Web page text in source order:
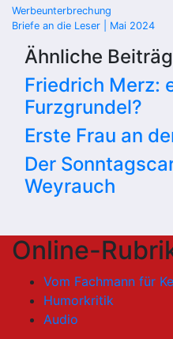
Werbeunterbrechung
Briefe an die Leser | Mai 2024
Ähnliche
Friedrich Merz:
Furzgrundel?
Erste Frau an
Der
Weyrauch
Online-
Vom Fachmann für
Humorkritik
Audio